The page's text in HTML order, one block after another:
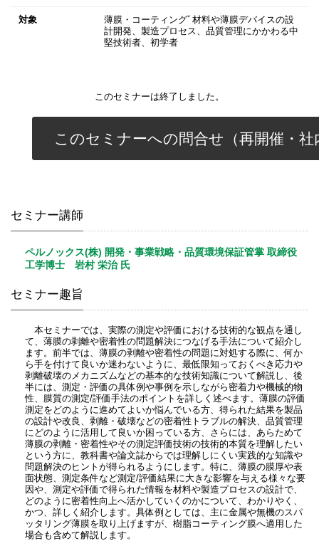
対象
薄膜・コーティングﾞ材料や薄膜デバイスの設
計開発、製造プロセス、品質管理にかかわる中
堅技術者、初学者
このセミナーは終了しました。
このセミナーへの問合せ（再開催・社
セミナー講師
ペルノックス(株) 開発・事業戦略・品質環境保証管掌 取締役
工学博士 岩村 栄治 氏
セミナー趣旨
本セミナーでは、実際の測定や評価における技術的な観点を通し
て、薄膜の剥離や密着性の問題解決につなげる手法について紹介し
ます。前半では、薄膜の剥離や密着性の問題に対処する際に、何か
ら手を付けて良いか迷わないように、最低限知っておくべき応力や
剥離破壊のメカニズムなどの基本的な技術知識について解説し、後
半には、測定・評価の具体例や事例を示しながら密着力や機械的物
性、膜質の測定/評価手法のポイントを詳しく述べます。薄膜の評価
測定をどのように進めてよいか悩んでいる方、得られた結果を製品
の設計や改良、剥離・破壊などの密着性トラブルの解決、品質管理
にどのように活用して良いか困っている方、さらには、あらためて
薄膜の剥離・密着性やその測定評価技術の技術的本質を理解したい
という方に、教科書や論文誌からでは理解しにくい実践的な知識や
問題解決のヒントが得られるようにします。特に、薄膜の膜厚や表
面状態、測定条件など測定/評価結果に大きな影響を与える様々な要
因や、測定や評価で得られた情報を材料や製造プロセスの設計で、
どのように密着性向上へ活かしていくのかについて、わかりやく、
かつ、詳しく紹介します。具体例としては、主に金属や無機のスパ
ッタリング薄膜を取り上げますが、樹脂コーティング膜へ適用した
場合も含めて解説します。